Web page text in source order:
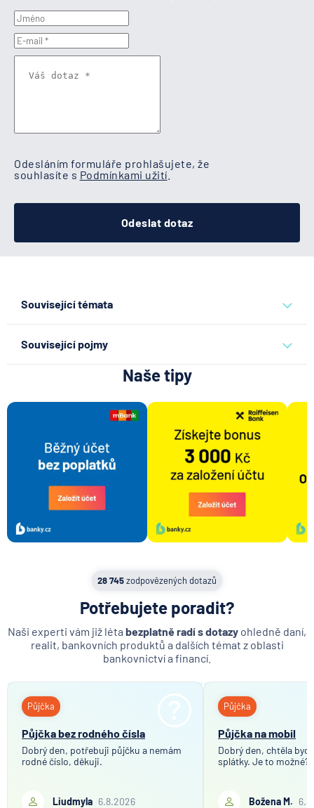
Odesláním formuláře prohlašujete, že
souhlasíte s Podmínkami užití
Odeslat dotaz
Související témata
Související pojmy
Disponibilní zůstatek
Kodex mobility klientů
Výpis z úvěrového účtu
Retailové bankovnictví
Apple pay
Google pay
Fitbit pay
Rodinný rozpočet
Naše tipy
28 745zodpovězených dotazů
Potřebujete poradit?
Naši experti vám již léta bezplatně radí s dotazy ohledně daní,
realit, bankovních produktů a dalších témat z oblasti
bankovnictví a financí.
Půjčka
Půjčka bez rodného čísla
Dobrý den, potřebuji půjčku a nemám
rodné číslo, děkuji.
Liudmyla 6.8.2026
Půjčka
Půjčka na mobil
Dobrý den, chtěla
splátky. Je to možné?
Božena M.